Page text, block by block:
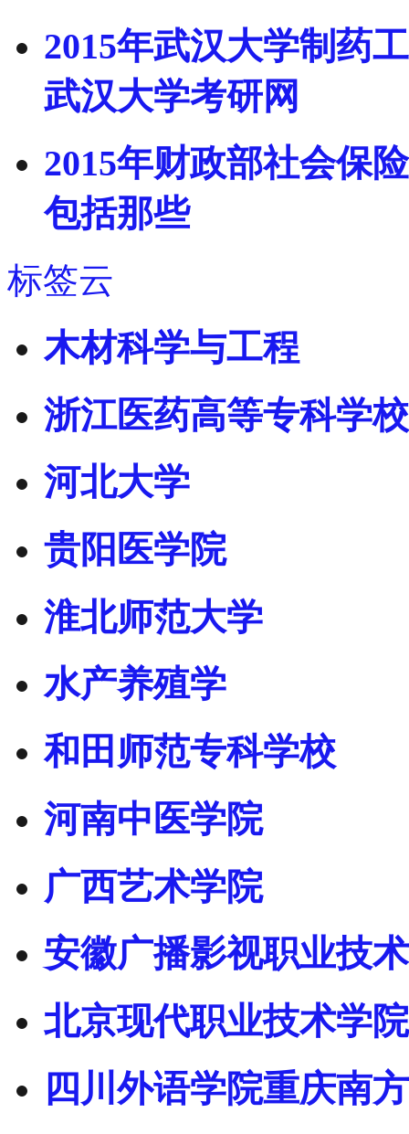
2015年武汉大学制药
武汉大学考研网
2015年财政部社会保
包括那些
标签云
木材科学与工程
浙江医药高等专科学校
河北大学
贵阳医学院
淮北师范大学
水产养殖学
和田师范专科学校
河南中医学院
广西艺术学院
安徽广播影视职业技
北京现代职业技术学院
四川外语学院重庆南